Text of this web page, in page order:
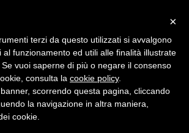
×
terzi da questo utilizzati si avvalgono
al funzionamento ed utili alle finalità illustrate
vuoi saperne di più o negare il consenso
consulta la cookie policy.
scorrendo questa pagina, cliccando
la navigazione in altra maniera,
cookie.